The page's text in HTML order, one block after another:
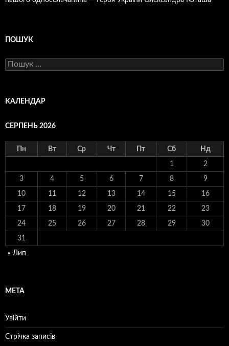
ПОШУК
Пошук:
КАЛЕНДАР
СЕРПЕНЬ 2026
Пн Вт Ср Чт Пт Сб Нд
1 2
3 4 5 6 7 8 9
10 11 12 13 14 15 16
17 18 19 20 21 22 23
24 25 26 27 28 29 30
31
« Лип
МЕТА
Увійти
Стрічка записів